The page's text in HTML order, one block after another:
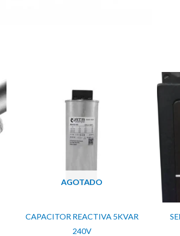
AGOTADO
CAPACITOR REACTIVA 5KVAR
240V